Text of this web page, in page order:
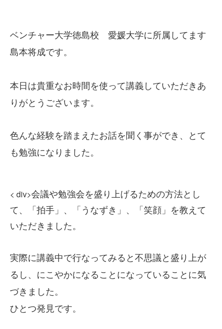
ベンチャー大学徳島校 愛媛大学に所属してます
島本将成です。
本日は貴重なお時間を使って講義していただきあ
りがとうございます。
色んな経験を踏まえたお話を聞く事ができ、とて
も勉強になりました。
< div>会議や勉強会を盛り上げるための方法とし
て、「拍手」、「うなずき」、「笑顔」を教えて
いただきました。
実際に講義中で行なってみると不思議と盛り上が
るし、にこやかになることになっていることに気
づきました。
ひとつ発見です。